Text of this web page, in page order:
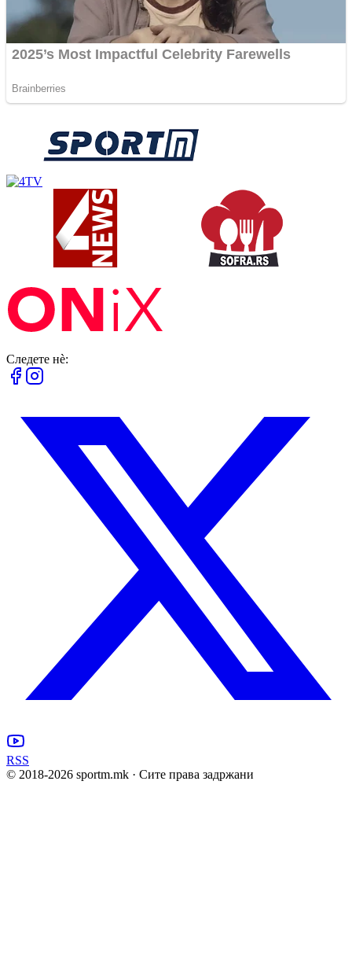
Следете нè:
RSS
© 2018-2026 sportm.mk · Сите права задржани